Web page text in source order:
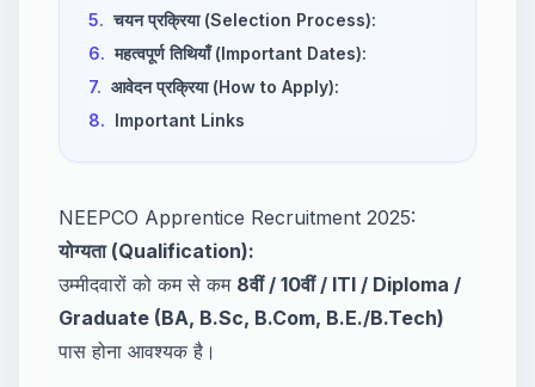
5. चयन प्रक्रिया (Selection Process):
6. महत्वपूर्ण तिथियाँ (Important Dates):
7. आवेदन प्रक्रिया (How to Apply):
8. Important Links
NEEPCO Apprentice Recruitment 2025:
योग्यता (Qualification):
उम्मीदवारों को कम से कम 8वीं / 10वीं / ITI / Diploma /
Graduate (BA, B.Sc, B.Com, B.E./B.Tech)
पास होना आवश्यक है।